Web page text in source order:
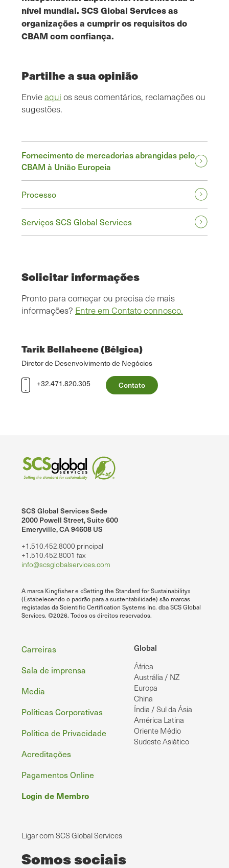
nível mundial. SCS Global Services as
organizações a cumprir os requisitos do
CBAM com confiança.
Partilhe a sua opinião
Envieaqui os seus comentários, reclamações ou
sugestões.
Fornecimento de mercadorias abrangidas pelo
CBAM à União Europeia
Processo
Serviços SCS Global Services
Solicitar informações
Pronto para começar ou precisa de mais
informações? Entre em Contato connosco.
Tarik Bellahcene (Bélgica)
Diretor de Desenvolvimento de Negócios
+32.471.820.305
Contato
SCS Global Services Sede
2000 Powell Street, Suite 600
Emeryville, CA 94608 US
+1.510.452.8000 principal
+1.510.452.8001 fax
info@scsglobalservices.com
A marca Kingfisher e «Setting the Standard for Sustainability»
(Estabelecendo o padrão para a sustentabilidade) são marcas
registadas da Scientific Certification Systems Inc. dba SCS Global
Services. ©2026. Todos os direitos reservados.
Global
África
Austrália / NZ
Europa
China
Índia / Sul da Ásia
América Latina
Oriente Médio
Sudeste Asiático
Rodapé
Carreiras
Sala de imprensa
Media
Políticas Corporativas
Política de Privacidade
Acreditações
Pagamentos Online
Login de Membro
Ligar com SCS Global Services
Somos sociais